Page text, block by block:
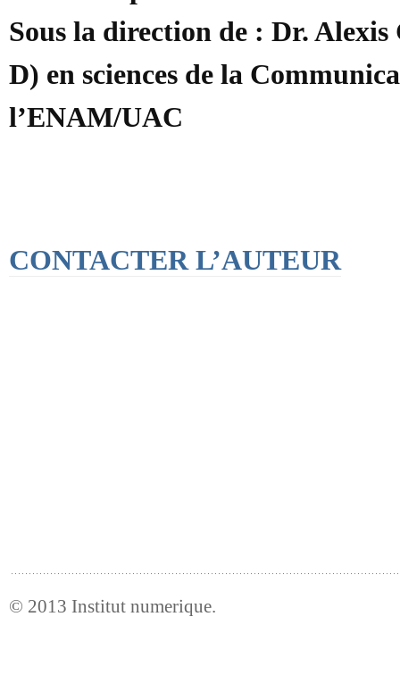
Sous la direction de : Dr.
D) en sciences de la
l’ENAM/UAC
CONTACTER L’AUTEUR
© 2013 Institut numerique.